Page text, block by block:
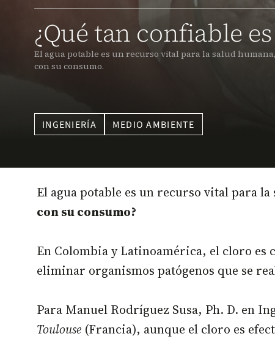
¿Qué tan confiable
El agua potable es un recurso vital para la salud
con su consumo.
INGENIERÍA MEDIO AMBIENTE
El agua potable es un recurso vital para
con su consumo?
En Colombia y Latinoamérica, el cloro
eliminar organismos patógenos que se
Para Manuel Rodríguez Susa, Ph. D. en
Toulouse (Francia), aunque el cloro es